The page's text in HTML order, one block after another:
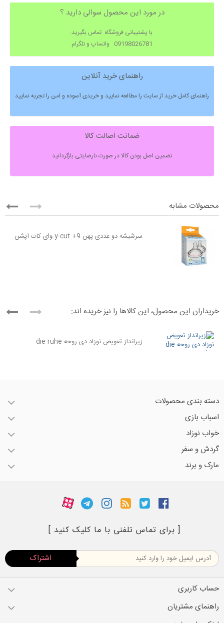
در مورد این محصول سوالی دارید ؟
با پشتیبانی فروشگاه تماس بگیرید:
09198026781 واتساپ و تلگرام
راهنمای خرید آنلاین
راهنمای کامل خرید از سایت را مطالعه نمایید و خریدی آسوده و امن را تجربه نمایید
ضمانت اصالت کالا
تضمین اصل بودن کالا در صورت نارضایتی بازگردانید
محصولات مشابه
سرشیشه دو عددی پهن 9+ y-cut وای کات آپشن پلاس دکتر براون dr browns
خریداران این محصول، این کالاها را نیز خریده اند:
زیرانداز تعویض نوزاد دی روحه die ruhe
دسته بندی محصولات
اسباب بازی
خواب نوزاد
گردش و سفر
مارک و برند
[ برای تماس تلفنی با ما کلیک کنید ]
اشتراک
حساب کاربری
راهنمای مشتریان